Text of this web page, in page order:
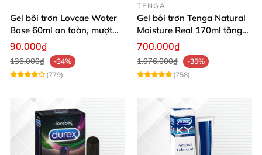
Gel bôi trơn Lovcae Water
Base 60ml an toàn, mượt
mà dễ dùng
90.000₫
136.000₫
-34%
(779)
TENGA
Gel bôi trơn Tenga Natural
Moisture Real 170ml tăng
khoái cảm
700.000₫
1.076.000₫
-35%
(758)